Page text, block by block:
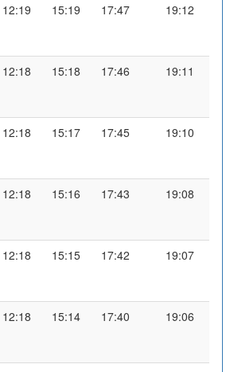
12:19 15:19 17:47 19:12
12:18 15:18 17:46 19:11
12:18 15:17 17:45 19:10
12:18 15:16 17:43 19:08
12:18 15:15 17:42 19:07
12:18 15:14 17:40 19:06